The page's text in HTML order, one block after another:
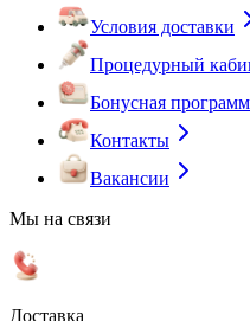
Условия доставки
Процедурный
Бонусная
Контакты
Вакансии
Мы на связи
Доставка